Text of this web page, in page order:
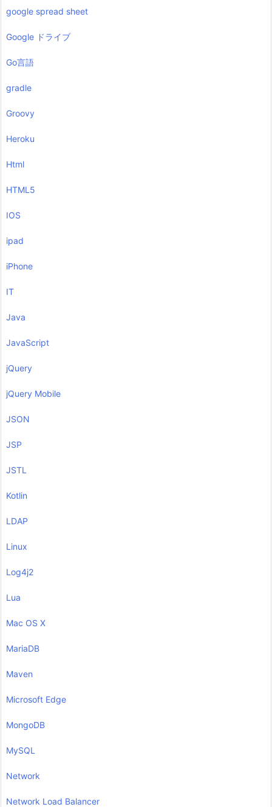
google spread sheet
Google ドライブ
Go言語
gradle
Groovy
Heroku
Html
HTML5
IOS
ipad
iPhone
IT
Java
JavaScript
jQuery
jQuery Mobile
JSON
JSP
JSTL
Kotlin
LDAP
Linux
Log4j2
Lua
Mac OS X
MariaDB
Maven
Microsoft Edge
MongoDB
MySQL
Network
Network Load Balancer